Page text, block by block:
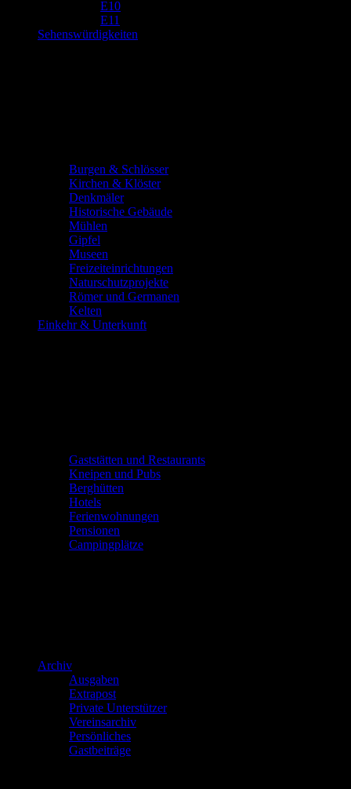
E10
E11
Sehenswürdigkeiten
Burgen & Schlösser
Kirchen & Klöster
Denkmäler
Historische Gebäude
Mühlen
Gipfel
Museen
Freizeiteinrichtungen
Naturschutzprojekte
Römer und Germanen
Kelten
Einkehr & Unterkunft
Gaststätten und Restaurants
Kneipen und Pubs
Berghütten
Hotels
Ferienwohnungen
Pensionen
Campingplätze
Archiv
Ausgaben
Extrapost
Private Unterstützer
Vereinsarchiv
Persönliches
Gastbeiträge